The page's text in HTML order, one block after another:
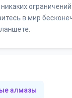
в мир
алмазы